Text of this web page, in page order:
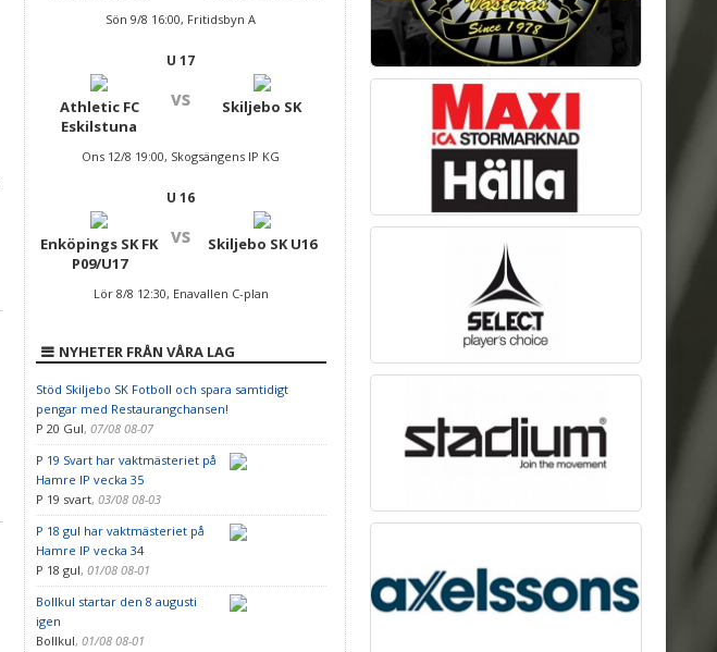
Sön 9/8 16:00, Fritidsbyn A
U 17
Athletic FC
Eskilstuna
vs Skiljebo SK
Ons 12/8 19:00, Skogsängens IP KG
U 16
Enköpings SK FK
P09/U17
vs Skiljebo SK U16
Lör 8/8 12:30, Enavallen C-plan
NYHETER FRÅN VÅRA LAG
Stöd Skiljebo SK Fotboll och spara samtidigt
pengar med Restaurangchansen!
P 20 Gul, 07/08 08-07
P 19 Svart har vaktmästeriet på
Hamre IP vecka 35
P 19 svart, 03/08 08-03
P 18 gul har vaktmästeriet på
Hamre IP vecka 34
P 18 gul, 01/08 08-01
Bollkul startar den 8 augusti
igen
Bollkul, 01/08 08-01